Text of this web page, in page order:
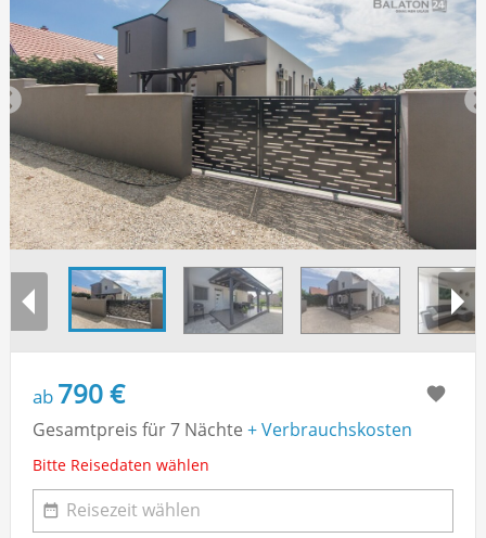
ab 790 €
Gesamtpreis für 7 Nächte + Verbrauchskosten
Bitte Reisedaten wählen